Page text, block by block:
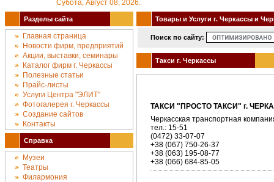
Субота, Август 08, 2026.
Разделы сайта
Главная страница
Новости фирм, предприятий
Акции, выставки, семинары
Каталог фирм г. Черкассы
Полезные статьи
Прайс-листы
Услуги Центра "ЭЛИТ"
Фотогалерея г. Черкассы
Создание сайтов
Контакты
Справка
Музеи
Театры
Филармония
Товары и Услуги г. Черкассы и
Поиск по сайту:
Такси г. Черкассы
ТАКСИ "ПРОСТО ТАКСИ" г.
Черкасская транспортная
тел.: 15-51
(0472) 33-07-07
+38 (067) 750-26-37
+38 (063) 195-08-77
+38 (066) 684-85-05